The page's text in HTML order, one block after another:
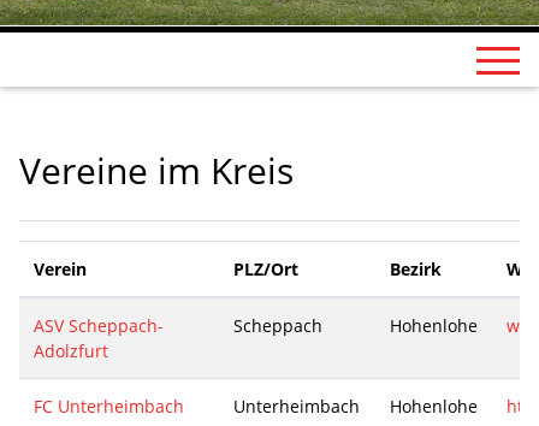
Vereine im Kreis
Verein PLZ/Ort Bezirk
ASV Scheppach-
Adolzfurt
Scheppach Hohenlohe
FC Unterheimbach Unterheimbach Hohenlohe